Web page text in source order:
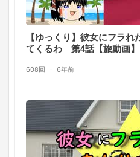
【ゆっくり】彼女にフラ
てくるわ 第4話【旅動画】
608回 · 6年前